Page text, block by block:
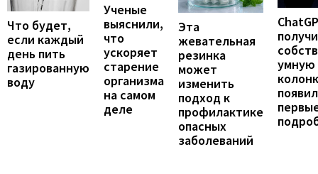
Что будет,
если каждый
день пить
газированную
воду
Ученые
выяснили,
что
ускоряет
старение
организма
на самом
деле
Эта
жевательная
резинка
может
изменить
подход к
профилактике
опасных
заболеваний
умную